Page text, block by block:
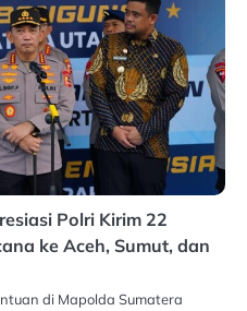
Polri Kirim 22
ke Aceh, Sumut, dan
di Mapolda Sumatera